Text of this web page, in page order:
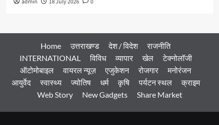
admin 18 July 2026 0
Home उत्तराखण्ड देश / विदेश
राजनीति
INTERNATIONAL
विविध व्यापार खेल
टेक्नोलॉजी
ऑटोमोबाइल
वायरल न्यूज़ एजुकेशन रोजगार
मनोरंजन
आयुर्वेद
स्वास्थ्य ज्योतिष धर्म कृषि पर्यटन स्थल
क्राइम
Web Story
New Gadgets Share Market